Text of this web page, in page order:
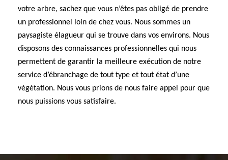
votre arbre, sachez que vous n’êtes pas obligé de prendre
un professionnel loin de chez vous. Nous sommes un
paysagiste élagueur qui se trouve dans vos environs. Nous
disposons des connaissances professionnelles qui nous
permettent de garantir la meilleure exécution de notre
service d’ébranchage de tout type et tout état d’une
végétation. Nous vous prions de nous faire appel pour que
nous puissions vous satisfaire.